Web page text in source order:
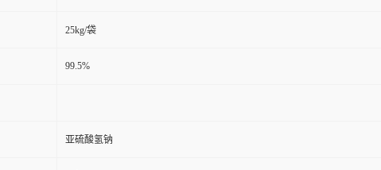
25kg/袋
99.5%
亚硫酸氢钠